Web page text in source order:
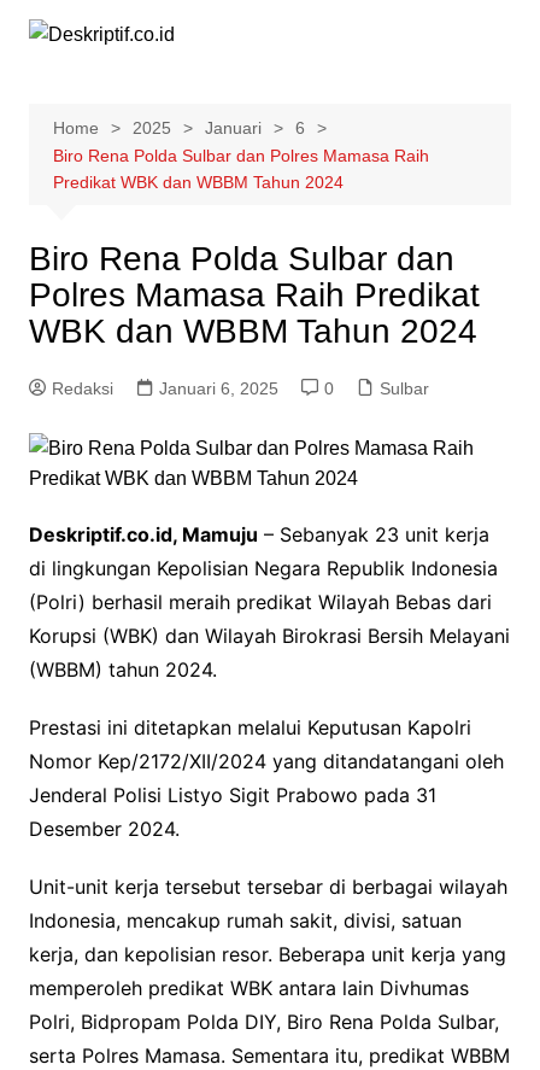
Home 2025 Januari
6
Biro Rena Polda Sulbar dan Polres Mamasa Raih
Predikat WBK dan WBBM Tahun 2024
Biro Rena Polda Sulbar dan
Polres Mamasa Raih Predikat
WBK dan WBBM Tahun 2024
Redaksi Januari 6, 2025 0 Sulbar
Deskriptif.co.id, Mamuju – Sebanyak 23 unit kerja
di lingkungan Kepolisian Negara Republik Indonesia
(Polri) berhasil meraih predikat Wilayah Bebas dari
Korupsi (WBK) dan Wilayah Birokrasi Bersih Melayani
(WBBM) tahun 2024.
Prestasi ini ditetapkan melalui Keputusan Kapolri
Nomor Kep/2172/XII/2024 yang ditandatangani oleh
Jenderal Polisi Listyo Sigit Prabowo pada 31
Desember 2024.
Unit-unit kerja tersebut tersebar di berbagai wilayah
Indonesia, mencakup rumah sakit, divisi, satuan
kerja, dan kepolisian resor. Beberapa unit kerja yang
memperoleh predikat WBK antara lain Divhumas
Polri, Bidpropam Polda DIY, Biro Rena Polda Sulbar,
serta Polres Mamasa. Sementara itu, predikat WBBM